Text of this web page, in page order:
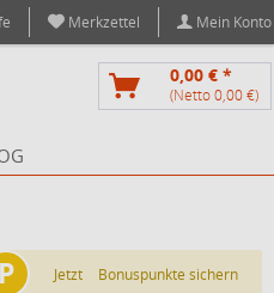
Merkzettel Mein Konto
0,00 € *
(Netto 0,00 €)
P Jetzt Bonuspunkte sichern